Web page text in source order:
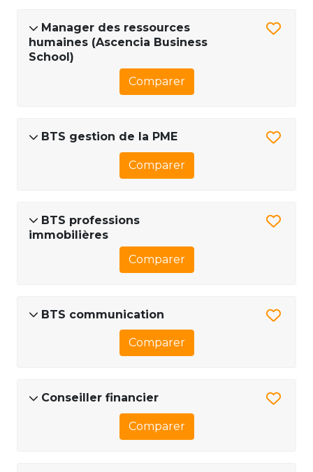
Manager des ressources
humaines (Ascencia Business
School)
Comparer
BTS gestion de la PME
Comparer
BTS professions
immobilières
Comparer
BTS communication
Comparer
Conseiller financier
Comparer